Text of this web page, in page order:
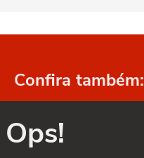
Confira também:
Ops!